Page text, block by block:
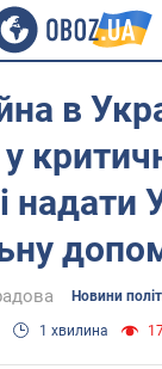
в
надати
Новини
1 хвилина